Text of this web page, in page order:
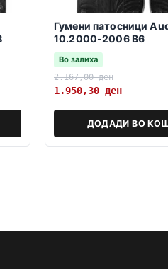
Гумени патосници
10.2000-2006 B6
Во залиха
2.167,00ден
1.950,30 ден
ДОДАДИ ВО